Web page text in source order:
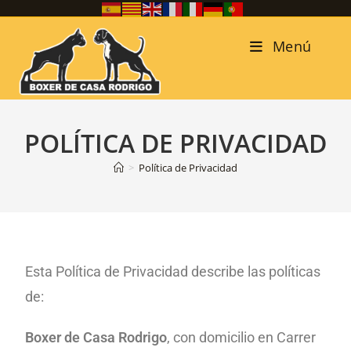
Menú
POLÍTICA DE PRIVACIDAD
> Política de Privacidad
Esta Política de Privacidad describe las políticas
de:
Boxer de Casa Rodrigo, con domicilio en Carrer